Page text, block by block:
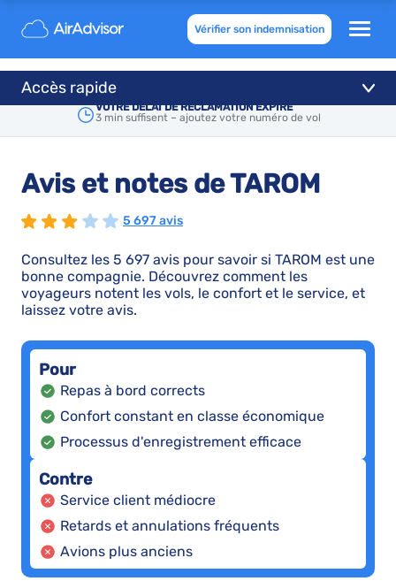
Vérifier son indemnisation
VOTRE DÉLAI DE RÉCLAMATION EXPIRE
3 min suffisent – ajoutez votre numéro de vol
Accès rapide
Avis et notes de TAROM
5 697 avis
Consultez les 5 697 avis pour savoir si TAROM est une
bonne compagnie. Découvrez comment les
voyageurs notent les vols, le confort et le service, et
laissez votre avis.
Pour
Repas à bord corrects
Confort constant en classe économique
Processus d'enregistrement efficace
Contre
Service client médiocre
Retards et annulations fréquents
Avions plus anciens